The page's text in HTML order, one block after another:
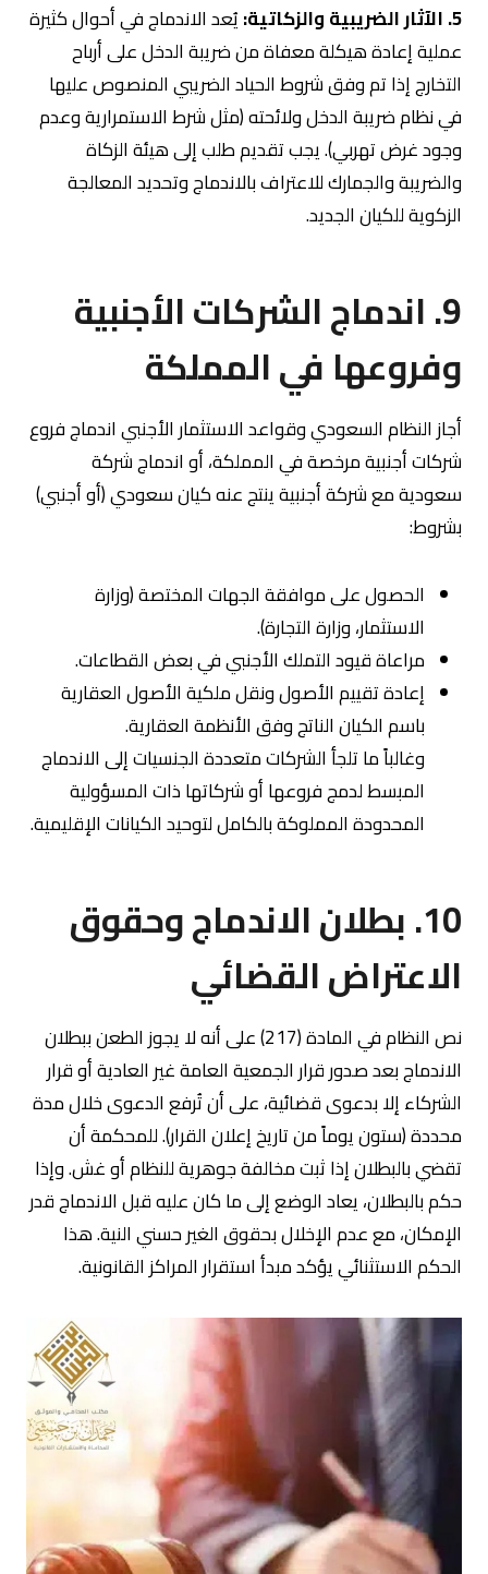
5. الآثار الضريبية والزكاتية:
يُعد الاندماج في أحوال كثيرة
عملية إعادة هيكلة معفاة من ضريبة الدخل على أرباح
التخارج إذا تم وفق شروط الحياد الضريبي المنصوص عليها
في نظام ضريبة الدخل ولائحته (مثل شرط الاستمرارية وعدم
وجود غرض تهربي). يجب تقديم طلب إلى هيئة الزكاة
والضريبة والجمارك للاعتراف بالاندماج وتحديد المعالجة
الزكوية للكيان الجديد.
9. اندماج الشركات الأجنبية
وفروعها في المملكة
أجاز النظام السعودي وقواعد الاستثمار الأجنبي اندماج فروع
شركات أجنبية مرخصة في المملكة، أو اندماج شركة
سعودية مع شركة أجنبية ينتج عنه كيان سعودي (أو أجنبي)
بشروط:
الحصول على موافقة الجهات المختصة (وزارة
الاستثمار، وزارة التجارة).
مراعاة قيود التملك الأجنبي في بعض القطاعات.
إعادة تقييم الأصول ونقل ملكية الأصول العقارية
باسم الكيان الناتج وفق الأنظمة العقارية.
وغالباً ما تلجأ الشركات متعددة الجنسيات إلى الاندماج
المبسط لدمج فروعها أو شركاتها ذات المسؤولية
المحدودة المملوكة بالكامل لتوحيد الكيانات الإقليمية.
10. بطلان الاندماج وحقوق
الاعتراض القضائي
نص النظام في المادة (217) على أنه لا يجوز الطعن ببطلان
الاندماج بعد صدور قرار الجمعية العامة غير العادية أو قرار
الشركاء إلا بدعوى قضائية، على أن تُرفع الدعوى خلال مدة
محددة (ستون يوماً من تاريخ إعلان القرار). للمحكمة أن
تقضي بالبطلان إذا ثبت مخالفة جوهرية للنظام أو غش. وإذا
حكم بالبطلان، يعاد الوضع إلى ما كان عليه قبل الاندماج قدر
الإمكان، مع عدم الإخلال بحقوق الغير حسني النية. هذا
الحكم الاستثنائي يؤكد مبدأ استقرار المراكز القانونية.